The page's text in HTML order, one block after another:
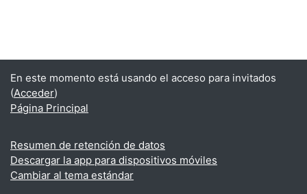
En este momento está usando el acceso para invitados
(Acceder)
Página Principal
Resumen de retención de datos
Descargar la app para dispositivos móviles
Cambiar al tema estándar